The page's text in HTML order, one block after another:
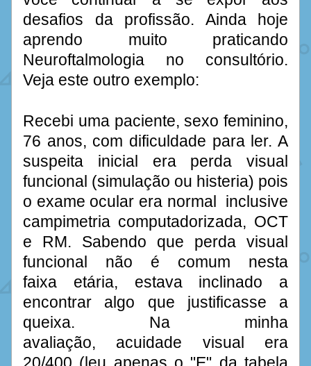
desafios da profissão. Ainda hoje
aprendo muito praticando
Neuroftalmologia no consultório.
Veja este outro exemplo:
Recebi uma paciente, sexo feminino,
76 anos, com dificuldade para ler. A
suspeita inicial era perda visual
funcional (simulação ou histeria) pois
o exame ocular era normal  inclusive
campimetria computadorizada, OCT
e RM. Sabendo que perda visual
funcional não é comum nesta
faixa etária, estava inclinado a
encontrar algo que justificasse a
queixa. Na minha
avaliação, acuidade visual era